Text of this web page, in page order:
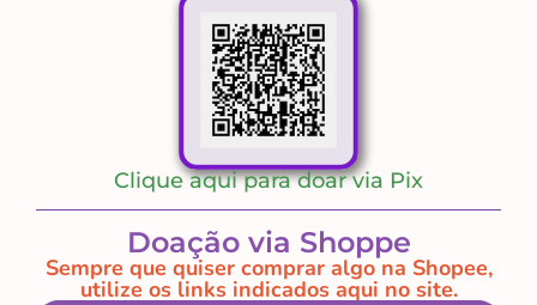
Clique aqui para doar via Pix
Doação via Shoppe
Sempre que quiser comprar algo na Shopee,
utilize os links indicados aqui no site.